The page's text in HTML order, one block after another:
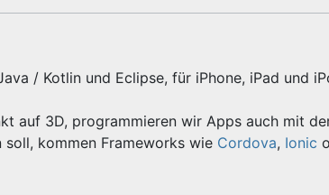
/ Kotlin und Eclipse, für iPhone, iPad und
auf 3D, programmieren wir Apps auch mit
kommen Frameworks wie Cordova, Ionic